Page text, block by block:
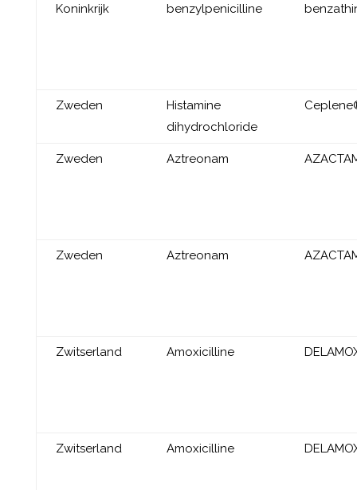
Koninkrijk
benzylpenicilline
Zweden
Histamine
dihydrochloride
Zweden Aztreonam
Zweden Aztreonam
Zwitserland Amoxicilline
Zwitserland Amoxicilline